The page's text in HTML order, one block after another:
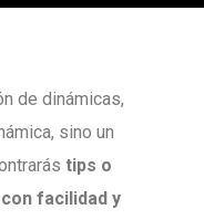
de dinámicas,
sino un
tips o
facilidad y